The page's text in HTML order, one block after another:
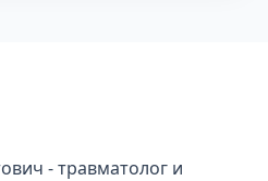
- травматолог и